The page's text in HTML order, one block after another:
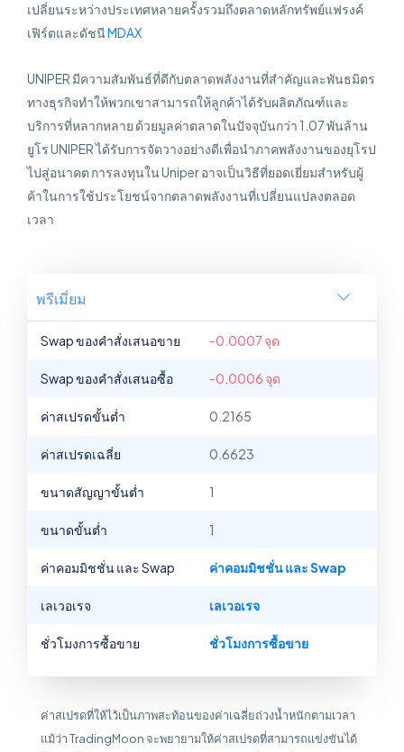
เปลี่ยนระหว่างประเทศหลายครั้งรวมถึงตลาดหลักทรัพย์แฟรงค์
เฟิร์ตและดัชนีMDAX
UNIPER มีความสัมพันธ์ที่ดีกับตลาดพลังงานที่สำคัญและพันธมิตร
ทางธุรกิจทำให้พวกเขาสามารถให้ลูกค้าได้รับผลิตภัณฑ์และ
บริการที่หลากหลาย ด้วยมูลค่าตลาดในปัจจุบันกว่า 1.07 พันล้าน
ยูโร UNIPER ได้รับการจัดวางอย่างดีเพื่อนำภาคพลังงานของยุโรป
ไปสู่อนาคต การลงทุนใน Uniper อาจเป็นวิธีที่ยอดเยี่ยมสำหรับผู้
ค้าในการใช้ประโยชน์จากตลาดพลังงานที่เปลี่ยนแปลงตลอด
เวลา
พรีเมี่ยม
Swap ของคำสั่งเสนอขาย -0.0007 จุด
Swap ของคำสั่งเสนอซื้อ -0.0006 จุด
ค่าสเปรดขั้นต่ำ 0.2165
ค่าสเปรดเฉลี่ย 0.6623
ขนาดสัญญาขั้นต่ำ 1
ขนาดขั้นต่ำ 1
ค่าคอมมิชชั่น และ Swap ค่าคอมมิชชั่น และ Swap
เลเวอเรจ เลเวอเรจ
ชั่วโมงการซื้อขาย ชั่วโมงการซื้อขาย
ค่าสเปรดที่ให้ไว้เป็นภาพสะท้อนของค่าเฉลี่ยถ่วงน้ำหนักตามเวลา
แม้ว่า TradingMoon จะพยายามให้ค่าสเปรดที่สามารถแข่งขันได้